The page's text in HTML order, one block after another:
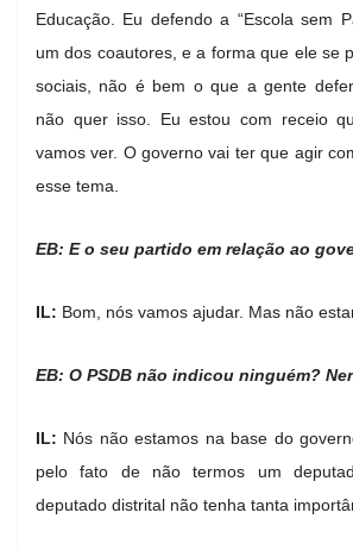
Educação. Eu defendo a “Escola sem
um dos coautores, e a forma que ele se
sociais, não é bem o que a gente
não quer isso. Eu estou com receio
vamos ver. O governo vai ter que agir
esse tema.
EB: E o seu partido em relação ao
IL: Bom, nós vamos ajudar. Mas não
EB: O PSDB não indicou ninguém?
IL: Nós não estamos na base do
pelo fato de não termos um
deputado distrital não tenha tanta